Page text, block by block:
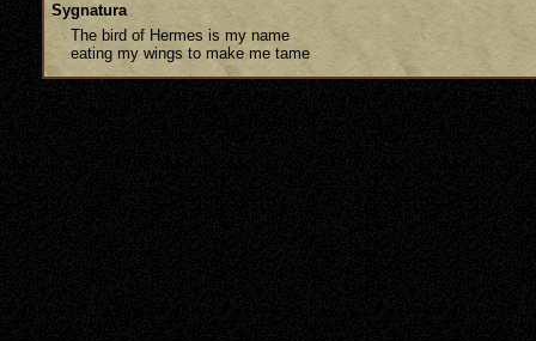
Sygnatura
The bird of Hermes is my name
eating my wings to make me tame